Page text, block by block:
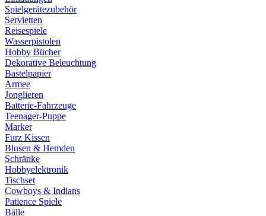
Spielgerätezubehör
Servietten
Reisespiele
Wasserpistolen
Hobby Bücher
Dekorative Beleuchtung
Bastelpapier
Armee
Jonglieren
Batterie-Fahrzeuge
Teenager-Puppe
Marker
Furz Kissen
Blusen & Hemden
Schränke
Hobbyelektronik
Tischset
Cowboys & Indians
Patience Spiele
Bälle